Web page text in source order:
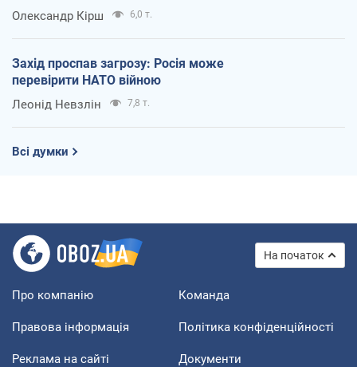
Олександр Кірш 6,0 т.
Захід проспав загрозу: Росія може
перевірити НАТО війною
Леонід Невзлін 7,8 т.
Всі думки
На початок
Про компанію Команда
Правова інформація Політика конфіденційності
Реклама на сайті Документи